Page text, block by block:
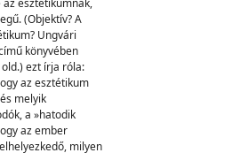
esztétikumnak,
(Objektív? A
Ungvári
könyvében
old.) ezt írja róla:
az esztétikum
melyik
a »hatodik
az ember
milyen